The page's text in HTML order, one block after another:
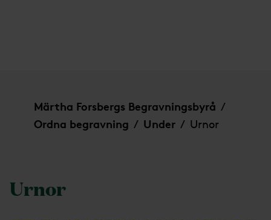
Märtha Forsbergs Begravningsbyrå /
Ordna begravning / Under / Urnor
Urnor